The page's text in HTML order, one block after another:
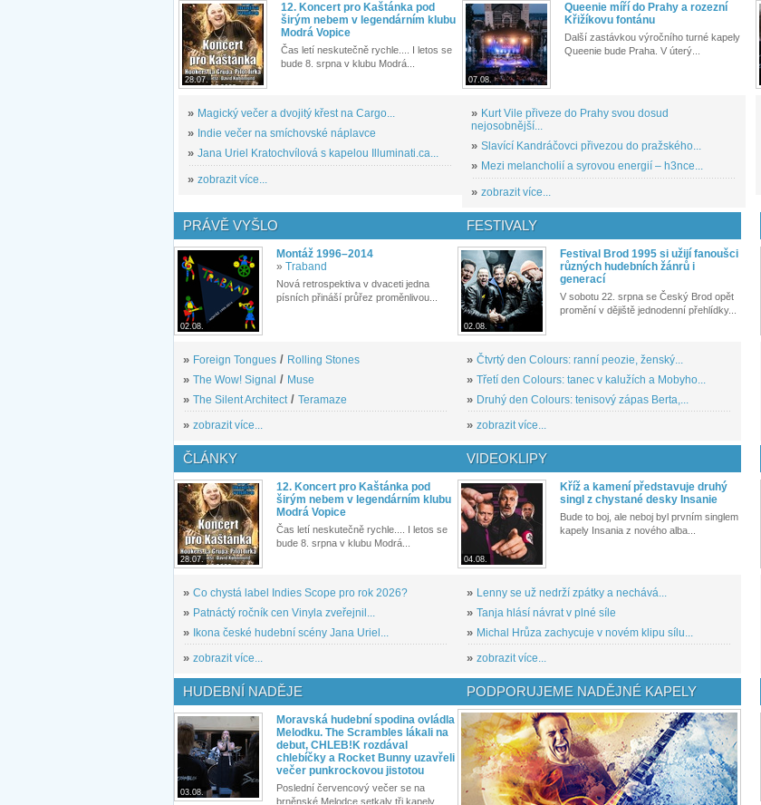
28.07.
12. Koncert pro Kaštánka pod
širým nebem v legendárním klubu
Modrá Vopice
Čas letí neskutečně rychle.... I letos se
bude 8. srpna v klubu Modrá...
» Magický večer a dvojitý křest na Cargo...
» Indie večer na smíchovské náplavce
» Jana Uriel Kratochvílová s kapelou Illuminati.ca...
» zobrazit více...
07.08.
Queenie míří do Prahy a rozezní
Křižíkovu fontánu
Další zastávkou výročního turné kapely
Queenie bude Praha. V úterý...
» Kurt Vile přiveze do Prahy svou dosud
nejosobnější...
» Slavící Kandráčovci přivezou do pražského...
» Mezi melancholií a syrovou energií – h3nce...
» zobrazit více...
PRÁVĚ VYŠLO
02.08.
Montáž 1996–2014
» Traband
Nová retrospektiva v dvaceti jedna
písních přináší průřez proměnlivou...
» Foreign Tongues / Rolling Stones
» The Wow! Signal / Muse
» The Silent Architect / Teramaze
» zobrazit více...
FESTIVALY
02.08.
Festival Brod 1995 si užijí fanoušci
různých hudebních žánrů i
generací
V sobotu 22. srpna se Český Brod opět
promění v dějiště jednodenní přehlídky...
» Čtvrtý den Colours: ranní peozie, ženský...
» Třetí den Colours: tanec v kalužích a Mobyho...
» Druhý den Colours: tenisový zápas Berta,...
» zobrazit více...
ČLÁNKY
28.07.
12. Koncert pro Kaštánka pod
širým nebem v legendárním klubu
Modrá Vopice
Čas letí neskutečně rychle.... I letos se
bude 8. srpna v klubu Modrá...
» Co chystá label Indies Scope pro rok 2026?
» Patnáctý ročník cen Vinyla zveřejnil...
»
Ikona české hudební scény Jana Uriel...
» zobrazit více...
VIDEOKLIPY
04.08.
Kříž a kamení představuje druhý
singl z chystané desky Insanie
Bude to boj, ale neboj byl prvním singlem
kapely Insania z nového alba...
» Lenny se už nedrží zpátky a nechává...
» Tanja hlásí návrat v plné síle
» Michal Hrůza zachycuje v novém klipu sílu...
» zobrazit více...
HUDEBNÍ NADĚJE
03.08.
Moravská hudební spodina ovládla
Melodku. The Scrambles lákali na
debut, CHLEB!K rozdával
chlebíčky a Rocket Bunny uzavřeli
večer punkrockovou jistotou
Poslední červencový večer se na
brněnské Melodce setkaly tři kapely...
PODPORUJEME NADĚJNÉ KAPELY